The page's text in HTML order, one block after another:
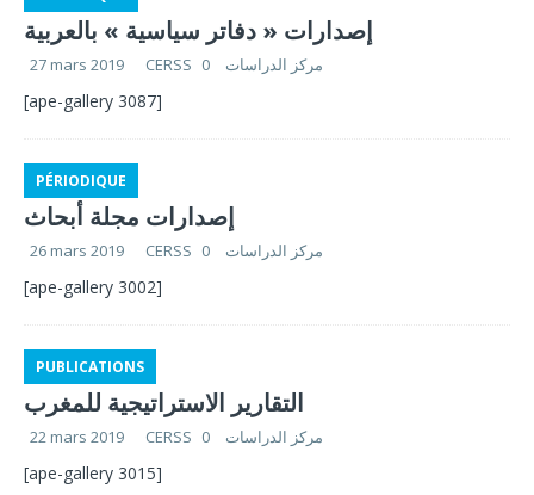
إصدارات « دفاتر سياسية » بالعربية
27 mars 2019 CERSS مركز الدراسات 0
[ape-gallery 3087]
PÉRIODIQUE
إصدارات مجلة أبحاث
26 mars 2019 CERSS مركز الدراسات 0
[ape-gallery 3002]
PUBLICATIONS
التقارير الاستراتيجية للمغرب
22 mars 2019 CERSS مركز الدراسات 0
[ape-gallery 3015]